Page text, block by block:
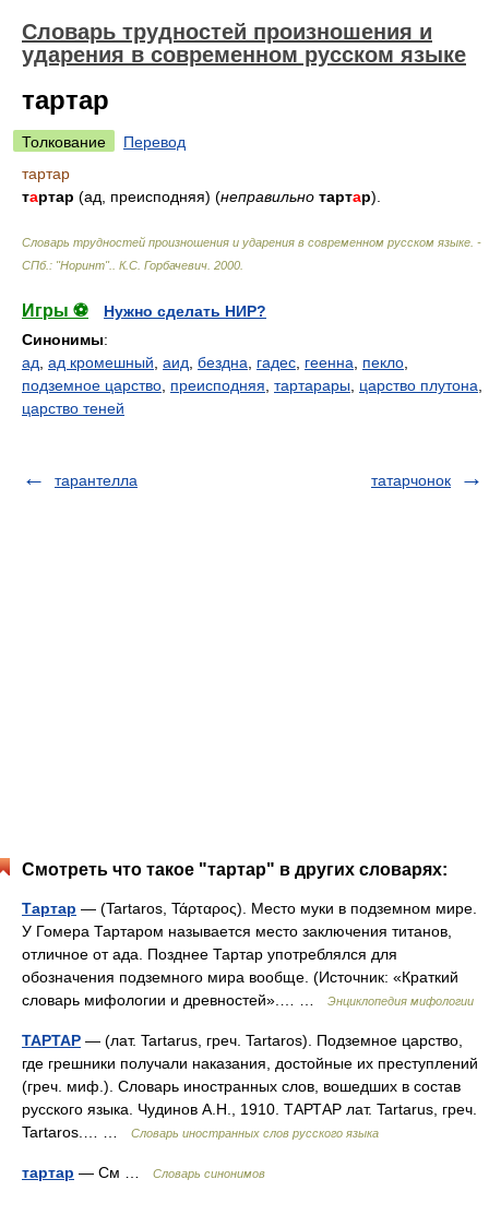
Словарь трудностей произношения и
ударения в современном русском языке
тартар
Толкование
Перевод
тартар
тартар (ад, преисподняя) (неправильно тартар).
Словарь трудностей произношения и ударения в современном русском языке. -
СПб.: "Норинт".
К.С. Горбачевич 2000
Игры ⚽
Нужно сделать НИР?
Синонимы:
ад ад кромешный аид бездна гадес геенна пекло
подземное царство преисподняя тартарары царство плутона
царство теней
тарантелла татарчонок
Смотреть что такое "тартар" в других словарях:
Тартар — (Tartaros, Τάρταρος). Место муки в подземном мире.
У Гомера Тартаром называется место заключения титанов,
отличное от ада. Позднее Тартар употреблялся для
обозначения подземного мира вообще. (Источник: «Краткий
словарь мифологии и древностей».… …
Энциклопедия мифологии
ТАРТАР — (лат. Tartarus, греч. Tartaros). Подземное царство,
где грешники получали наказания, достойные их преступлений
(греч. миф.). Словарь иностранных слов, вошедших в состав
русского языка. Чудинов А.Н., 1910. ТАРТАР лат. Tartarus, греч.
Tartaros.… …
Словарь иностранных слов русского языка
тартар — См … Словарь синонимов